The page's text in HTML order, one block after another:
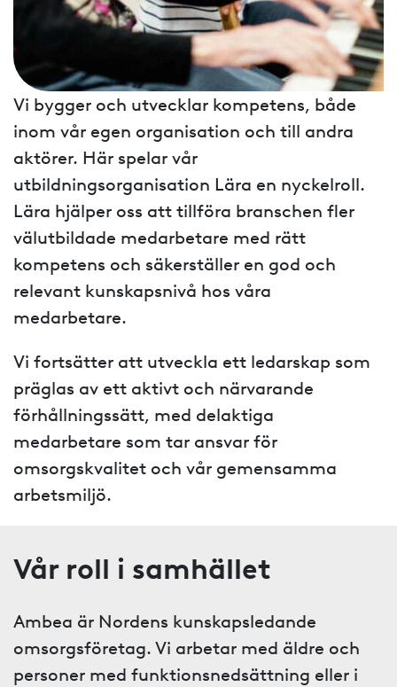
Vi bygger och utvecklar kompetens, både
inom vår egen organisation och till andra
aktörer. Här spelar vår
utbildningsorganisation Lära en nyckelroll.
Lära hjälper oss att tillföra branschen fler
välutbildade medarbetare med rätt
kompetens och säkerställer en god och
relevant kunskapsnivå hos våra
medarbetare.
Vi fortsätter att utveckla ett ledarskap som
präglas av ett aktivt och närvarande
förhållningssätt, med delaktiga
medarbetare som tar ansvar för
omsorgskvalitet och vår gemensamma
arbetsmiljö.
Vår roll i samhället
Ambea är Nordens kunskapsledande
omsorgsföretag. Vi arbetar med äldre och
personer med funktionsnedsättning eller i